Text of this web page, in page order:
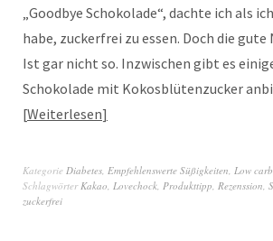
„Goodbye Schokolade“, dachte ich als
habe, zuckerfrei zu essen. Doch die
Ist gar nicht so. Inzwischen gibt es
Schokolade mit Kokosblütenzucker
Weiterlesen
Kategorie Diabetes, Empfehlenswerte Süßigkeiten, Low carb
SchlagwörterKakao, Lovechock, Produkttipp, Rezenssion,
zuckerfrei